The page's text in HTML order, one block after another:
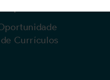
de Currículos